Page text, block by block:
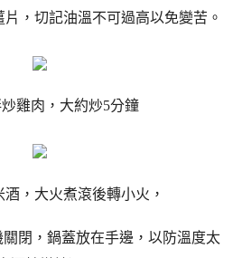
，切記油溫不可過高以免變苦。
雞肉，大約炒5分鐘
酒，大火煮滾後轉小火，
關閉，鍋蓋放在手邊，以防溫度太